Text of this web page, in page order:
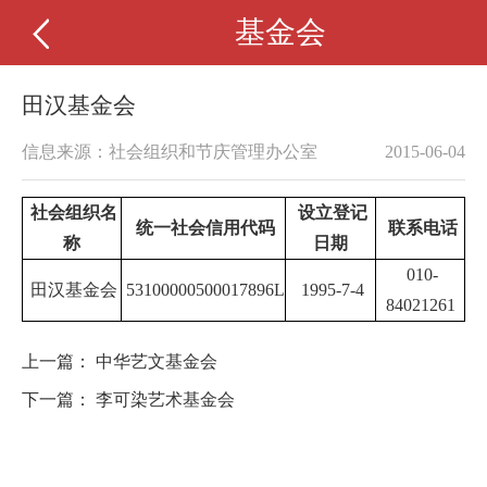
基金会
田汉基金会
信息来源：社会组织和节庆管理办公室 2015-06-04
社会组织名
称
统一社会信用代码
设立登记
日期
联系电话
田汉基金会 53100000500017896L 1995-7-4
010-
84021261
上一篇： 中华艺文基金会
下一篇： 李可染艺术基金会